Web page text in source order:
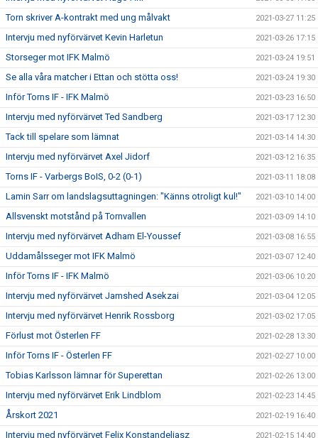
Torn skriver A-kontrakt med ung målvakt 2021-03-27 11:25
Intervju med nyförvärvet Kevin Harletun 2021-03-26 17:15
Storseger mot IFK Malmö 2021-03-24 19:51
Se alla våra matcher i Ettan och stötta oss! 2021-03-24 19:30
Inför Torns IF - IFK Malmö 2021-03-23 16:50
Intervju med nyförvärvet Ted Sandberg 2021-03-17 12:30
Tack till spelare som lämnat 2021-03-14 14:30
Intervju med nyförvärvet Axel Jidorf 2021-03-12 16:35
Torns IF - Varbergs BoIS, 0-2 (0-1) 2021-03-11 18:08
Lamin Sarr om landslagsuttagningen: "Känns otroligt kul!" 2021-03-10 14:00
Allsvenskt motstånd på Tornvallen 2021-03-09 14:10
Intervju med nyförvärvet Adham El-Youssef 2021-03-08 16:55
Uddamålsseger mot IFK Malmö 2021-03-07 12:40
Inför Torns IF - IFK Malmö 2021-03-06 10:20
Intervju med nyförvärvet Jamshed Asekzai 2021-03-04 12:05
Intervju med nyförvärvet Henrik Rossborg 2021-03-02 17:05
Förlust mot Österlen FF 2021-02-28 13:30
Inför Torns IF - Österlen FF 2021-02-27 10:00
Tobias Karlsson lämnar för Superettan 2021-02-26 13:00
Intervju med nyförvärvet Erik Lindblom 2021-02-23 14:45
Årskort 2021 2021-02-19 16:40
Intervju med nyförvärvet Felix Konstandeliasz 2021-02-15 14:40